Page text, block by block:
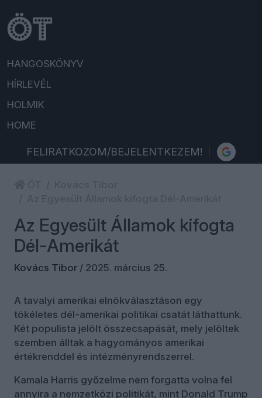
HANGOSKÖNYV
HÍRLEVÉL
HOLMIK
HOME
FELIRATKOZOM/BEJELENTKEZEM!
Az Egyesült Államok kifogta
Dél-Amerikát
Kovács Tibor / 2025. március 25.
A tavalyi amerikai elnökválasztáson egy
tökéletes dél-amerikai politikai csatát láthattunk.
Két populista jelölt összecsapását, mely jelöltek
szemben álltak a hagyományos amerikai
értékrenddel és intézményrendszerrel.
Kamala Harris győzelme nem forgatta volna fel
annyira a nemzetközi politikát, mint Donald Trump